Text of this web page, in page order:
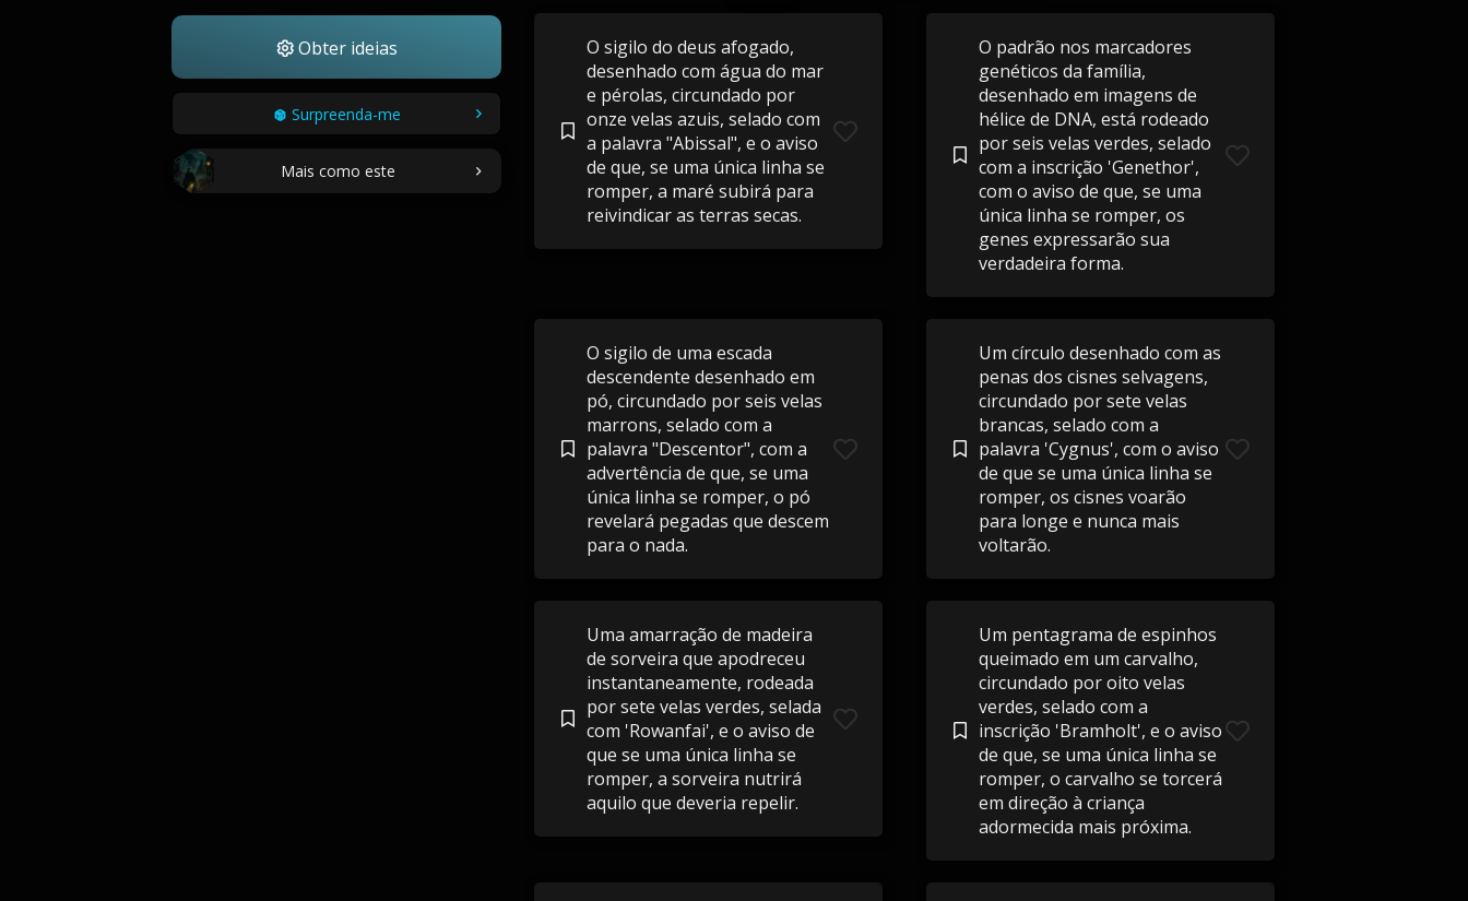
Obter ideias
Surpreenda-me
Mais como este
O sigilo do deus afogado,
desenhado com água do mar
e pérolas, circundado por
onze velas azuis, selado com
a palavra "Abissal", e o aviso
de que, se uma única linha se
romper, a maré subirá para
reivindicar as terras secas.
O padrão nos marcadores
genéticos da família,
desenhado em imagens de
hélice de DNA, está rodeado
por seis velas verdes, selado
com a inscrição 'Genethor',
com o aviso de que, se uma
única linha se romper, os
genes expressarão sua
verdadeira forma.
O sigilo de uma escada
descendente desenhado em
pó, circundado por seis velas
marrons, selado com a
palavra "Descentor", com a
advertência de que, se uma
única linha se romper, o pó
revelará pegadas que descem
para o nada.
Um círculo desenhado com as
penas dos cisnes selvagens,
circundado por sete velas
brancas, selado com a
palavra 'Cygnus', com o aviso
de que se uma única linha se
romper, os cisnes voarão
para longe e nunca mais
voltarão.
Uma amarração de madeira
de sorveira que apodreceu
instantaneamente, rodeada
por sete velas verdes, selada
com 'Rowanfai', e o aviso de
que se uma única linha se
romper, a sorveira nutrirá
aquilo que deveria repelir.
Um pentagrama de espinhos
queimado em um carvalho,
circundado por oito velas
verdes, selado com a
inscrição 'Bramholt', e o aviso
de que, se uma única linha se
romper, o carvalho se torcerá
em direção à criança
adormecida mais próxima.